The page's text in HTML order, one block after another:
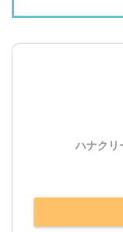
ハナクリ